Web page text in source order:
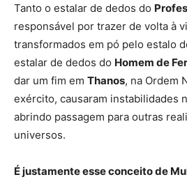
Tanto o estalar de dedos do
responsável por trazer de volta à
transformados em pó pelo estalo
estalar de dedos do Homem de
dar um fim em Thanos, na Ordem
exército, causaram instabilidades
abrindo passagem para outras
universos.
É justamente esse conceito de